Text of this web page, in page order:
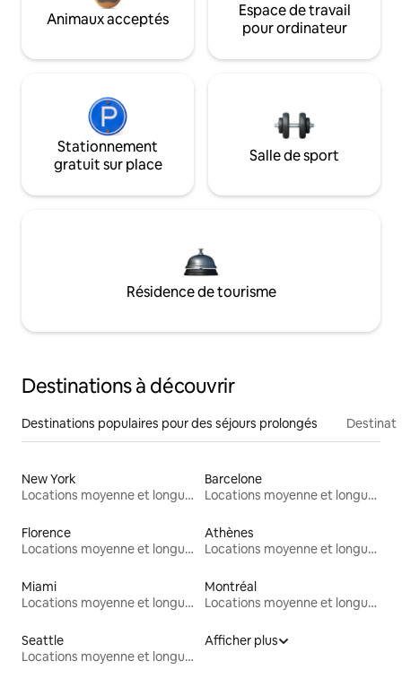
Animaux acceptés
Espace de travail
pour ordinateur
Stationnement
gratuit sur place
Salle de sport
Résidence de tourisme
Destinations à découvrir
Destinations populaires pour des séjours prolongés
New York
Locations moyenne et longue durée
Barcelone
Locations moyenne et longue durée
Florence
Locations moyenne et longue durée
Athènes
Locations moyenne et longue durée
Miami
Locations moyenne et longue durée
Montréal
Locations moyenne et longue durée
Seattle
Locations moyenne et longue durée
Afficher plus